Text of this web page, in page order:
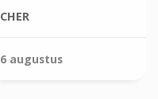
CHER
6 augustus